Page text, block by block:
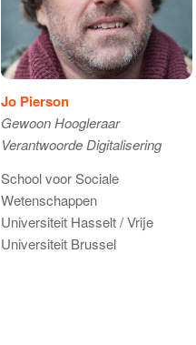
Jo Pierson
Gewoon Hoogleraar
Verantwoorde Digitalisering
School voor Sociale
Wetenschappen
Universiteit Hasselt / Vrije
Universiteit Brussel